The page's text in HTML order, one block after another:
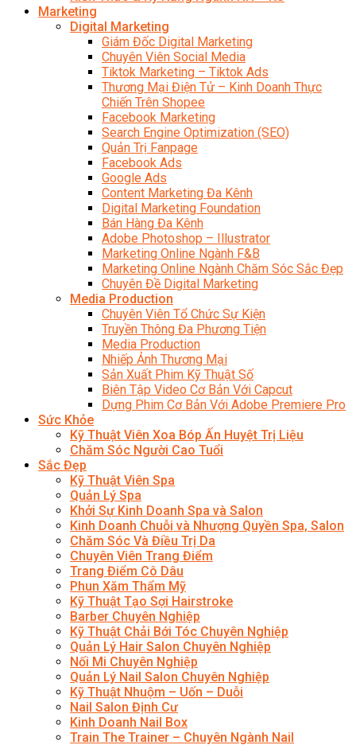
Marketing
Digital Marketing
Giám Đốc Digital Marketing
Chuyên Viên Social Media
Tiktok Marketing – Tiktok Ads
Thương Mại Điện Tử – Kinh Doanh Thực
Chiến Trên Shopee
Facebook Marketing
Search Engine Optimization (SEO)
Quản Trị Fanpage
Facebook Ads
Google Ads
Content Marketing Đa Kênh
Digital Marketing Foundation
Bán Hàng Đa Kênh
Adobe Photoshop – Illustrator
Marketing Online Ngành F&B
Marketing Online Ngành Chăm Sóc Sắc Đẹp
Chuyên Đề Digital Marketing
Media Production
Chuyên Viên Tổ Chức Sự Kiện
Truyền Thông Đa Phương Tiện
Media Production
Nhiếp Ảnh Thương Mại
Sản Xuất Phim Kỹ Thuật Số
Biên Tập Video Cơ Bản Với Capcut
Dựng Phim Cơ Bản Với Adobe Premiere Pro
Sức Khỏe
Kỹ Thuật Viên Xoa Bóp Ấn Huyệt Trị Liệu
Chăm Sóc Người Cao Tuổi
Sắc Đẹp
Kỹ Thuật Viên Spa
Quản Lý Spa
Khởi Sự Kinh Doanh Spa và Salon
Kinh Doanh Chuỗi và Nhượng Quyền Spa, Salon
Chăm Sóc Và Điều Trị Da
Chuyên Viên Trang Điểm
Trang Điểm Cô Dâu
Phun Xăm Thẩm Mỹ
Kỹ Thuật Tạo Sợi Hairstroke
Barber Chuyên Nghiệp
Kỹ Thuật Chải Bới Tóc Chuyên Nghiệp
Quản Lý Hair Salon Chuyên Nghiệp
Nối Mi Chuyên Nghiệp
Quản Lý Nail Salon Chuyên Nghiệp
Kỹ Thuật Nhuộm – Uốn – Duỗi
Nail Salon Định Cư
Kinh Doanh Nail Box
Train The Trainer – Chuyên Ngành Nail